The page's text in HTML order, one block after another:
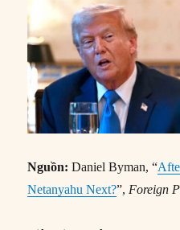
Nguồn: Daniel Byman, “
Netanyahu Next?”,Foreign